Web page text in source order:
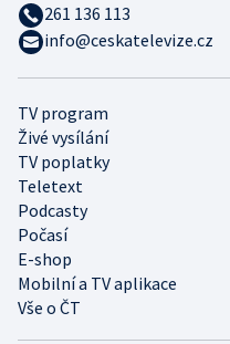
TV program
Živé vysílání
TV poplatky
Teletext
Podcasty
Počasí
E-shop
Mobilní a TV aplikace
Vše o ČT
261 136 113
info@ceskatelevize.cz